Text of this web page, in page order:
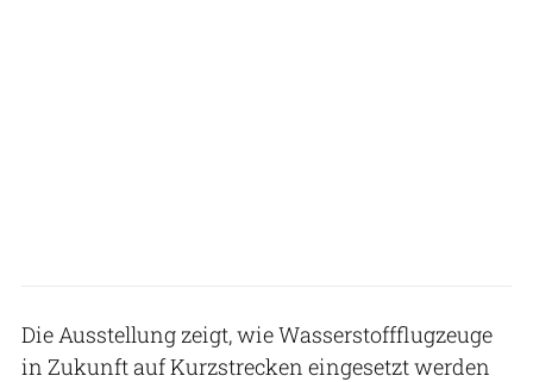
Die Ausstellung zeigt, wie Wasserstoffflugzeuge
in Zukunft auf Kurzstrecken eingesetzt werden